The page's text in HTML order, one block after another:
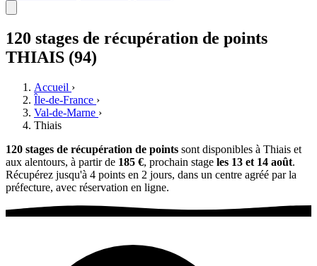
120 stages de récupération de points
THIAIS (94)
Accueil ›
Île-de-France ›
Val-de-Marne ›
Thiais
120 stages de récupération de points sont disponibles à Thiais et
aux alentours, à partir de 185 €, prochain stage les 13 et 14 août.
Récupérez jusqu'à 4 points en 2 jours, dans un centre agréé par la
préfecture, avec réservation en ligne.